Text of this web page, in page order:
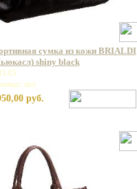
сумка из кожи BRIALDI
shiny black
шт
руб.